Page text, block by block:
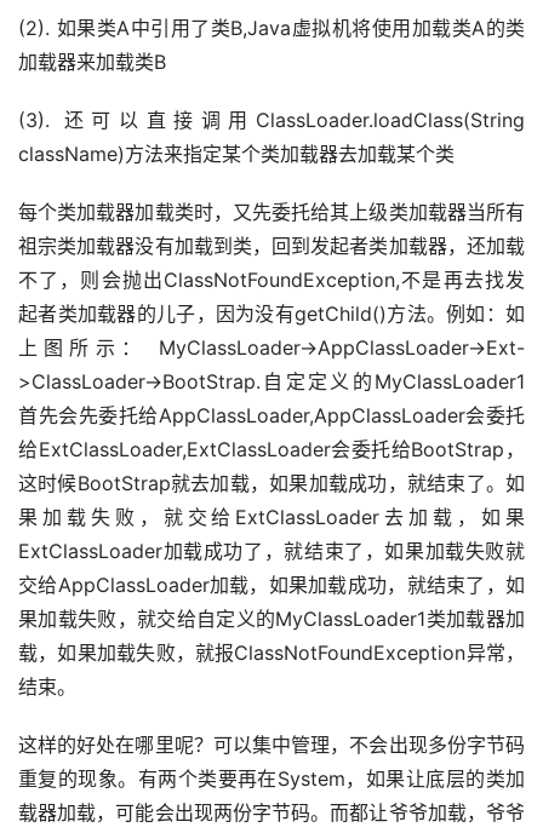
(2). 如果类A中引用了类B,Java虚拟机将使用加载类A的类
加载器来加载类B
(3). 还可以直接调用ClassLoader.loadClass(String
className)方法来指定某个类加载器去加载某个类
每个类加载器加载类时，又先委托给其上级类加载器当所有
祖宗类加载器没有加载到类，回到发起者类加载器，还加载
不了，则会抛出ClassNotFoundException,不是再去找发
起者类加载器的儿子，因为没有getChild()方法。例如：如
上图所示： MyClassLoader->AppClassLoader->Ext-
>ClassLoader->BootStrap.自定定义的MyClassLoader1
首先会先委托给AppClassLoader,AppClassLoader会委托
给ExtClassLoader,ExtClassLoader会委托给BootStrap，
这时候BootStrap就去加载，如果加载成功，就结束了。如
果加载失败，就交给ExtClassLoader去加载，如果
ExtClassLoader加载成功了，就结束了，如果加载失败就
交给AppClassLoader加载，如果加载成功，就结束了，如
果加载失败，就交给自定义的MyClassLoader1类加载器加
载，如果加载失败，就报ClassNotFoundException异常，
结束。
这样的好处在哪里呢？可以集中管理，不会出现多份字节码
重复的现象。有两个类要再在System，如果让底层的类加
载器加载，可能会出现两份字节码。而都让爷爷加载，爷爷